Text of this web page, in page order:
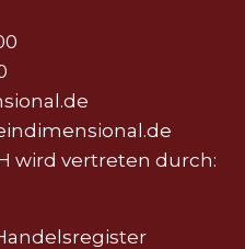
wird vertreten durch: